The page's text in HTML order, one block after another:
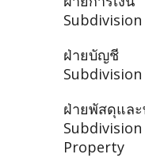
ฝ่ายบัญชี
ฝ่ายพัสดุแล
Property